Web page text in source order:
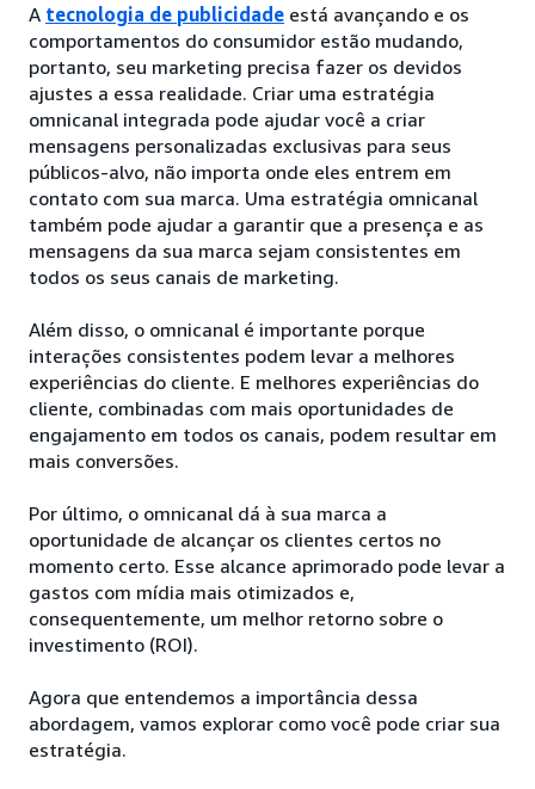
A tecnologia de publicidade está avançando e os
comportamentos do consumidor estão mudando,
portanto, seu marketing precisa fazer os devidos
ajustes a essa realidade. Criar uma estratégia
omnicanal integrada pode ajudar você a criar
mensagens personalizadas exclusivas para seus
públicos-alvo, não importa onde eles entrem em
contato com sua marca. Uma estratégia omnicanal
também pode ajudar a garantir que a presença e as
mensagens da sua marca sejam consistentes em
todos os seus canais de marketing.
Além disso, o omnicanal é importante porque
interações consistentes podem levar a melhores
experiências do cliente. E melhores experiências do
cliente, combinadas com mais oportunidades de
engajamento em todos os canais, podem resultar em
mais conversões.
Por último, o omnicanal dá à sua marca a
oportunidade de alcançar os clientes certos no
momento certo. Esse alcance aprimorado pode levar a
gastos com mídia mais otimizados e,
consequentemente, um melhor retorno sobre o
investimento (ROI).
Agora que entendemos a importância dessa
abordagem, vamos explorar como você pode criar sua
estratégia.